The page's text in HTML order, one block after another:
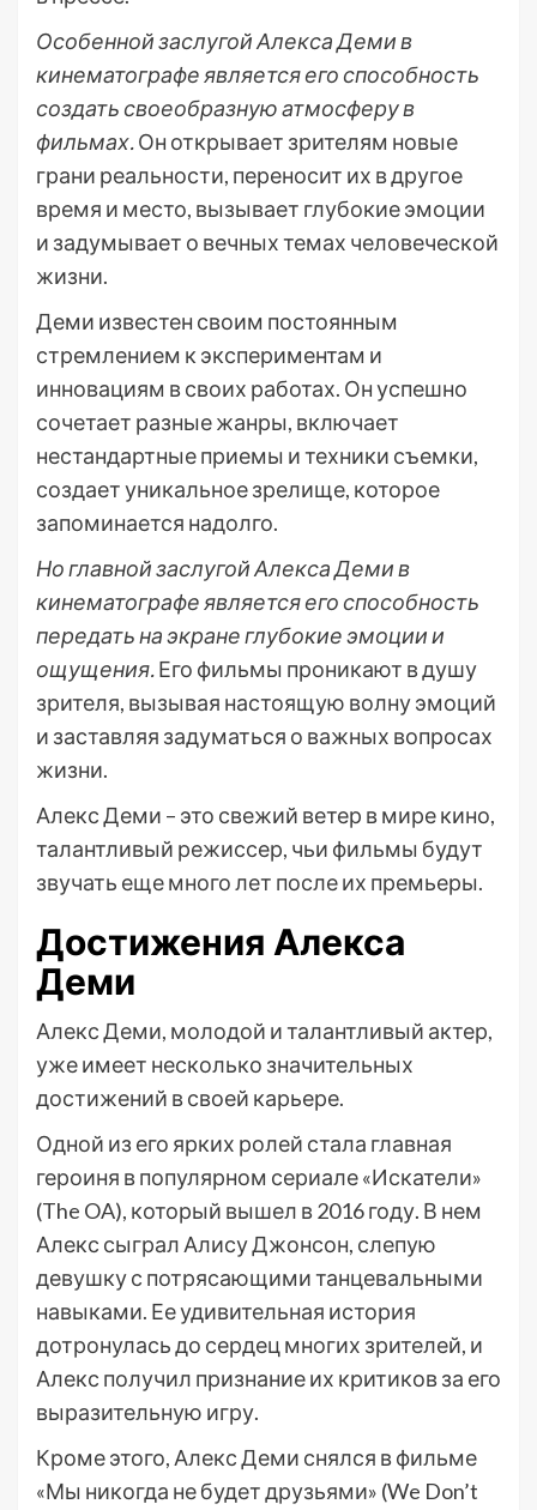
Особенной заслугой Алекса Деми в
кинематографе является его способность
создать своеобразную атмосферу в
фильмах.Он открывает зрителям новые
грани реальности, переносит их в другое
время и место, вызывает глубокие эмоции
и задумывает о вечных темах человеческой
жизни.
Деми известен своим постоянным
стремлением к экспериментам и
инновациям в своих работах. Он успешно
сочетает разные жанры, включает
нестандартные приемы и техники съемки,
создает уникальное зрелище, которое
запоминается надолго.
Но главной заслугой Алекса Деми в
кинематографе является его способность
передать на экране глубокие эмоции и
ощущения.Его фильмы проникают в душу
зрителя, вызывая настоящую волну эмоций
и заставляя задуматься о важных вопросах
жизни.
Алекс Деми – это свежий ветер в мире кино,
талантливый режиссер, чьи фильмы будут
звучать еще много лет после их премьеры.
Достижения Алекса
Деми
Алекс Деми, молодой и талантливый актер,
уже имеет несколько значительных
достижений в своей карьере.
Одной из его ярких ролей стала главная
героиня в популярном сериале «Искатели»
(The OA), который вышел в 2016 году. В нем
Алекс сыграл Алису Джонсон, слепую
девушку с потрясающими танцевальными
навыками. Ее удивительная история
дотронулась до сердец многих зрителей, и
Алекс получил признание их критиков за его
выразительную игру.
Кроме этого, Алекс Деми снялся в фильме
«Мы никогда не будет друзьями» (We Don’t